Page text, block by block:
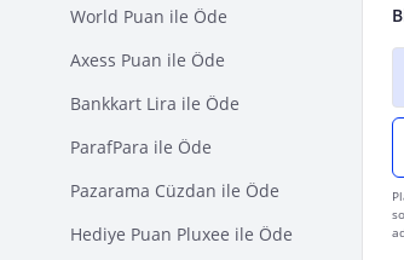
World Puan ile Öde
Axess Puan ile Öde
Bankkart Lira ile Öde
ParafPara ile Öde
Pazarama Cüzdan ile Öde
Hediye Puan Pluxee ile Öde